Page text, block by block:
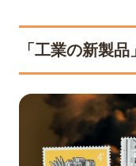
「工業の新製